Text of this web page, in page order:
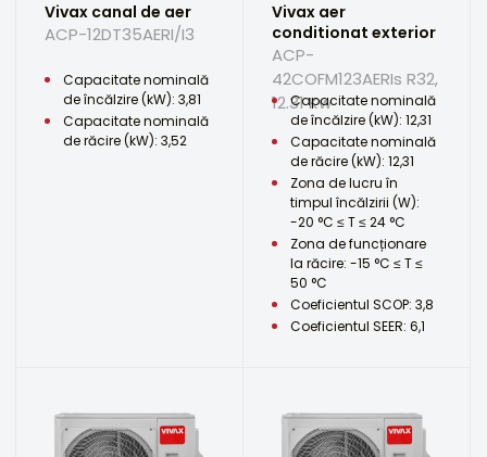
Vivax canal de aer
ACP-12DT35AERI/I3
Capacitate nominală
de încălzire (kW): 3,81
Capacitate nominală
de răcire (kW): 3,52
Vivax aer
conditionat exterior
ACP-
42COFM123AERIs R32,
12.31 Kw
Capacitate nominală
de încălzire (kW): 12,31
Capacitate nominală
de răcire (kW): 12,31
Zona de lucru în
timpul încălzirii (W):
-20 °C ≤ T ≤ 24 °C
Zona de funcționare
la răcire: -15 °C ≤ T ≤
50 °C
Coeficientul SCOP: 3,8
Coeficientul SEER: 6,1